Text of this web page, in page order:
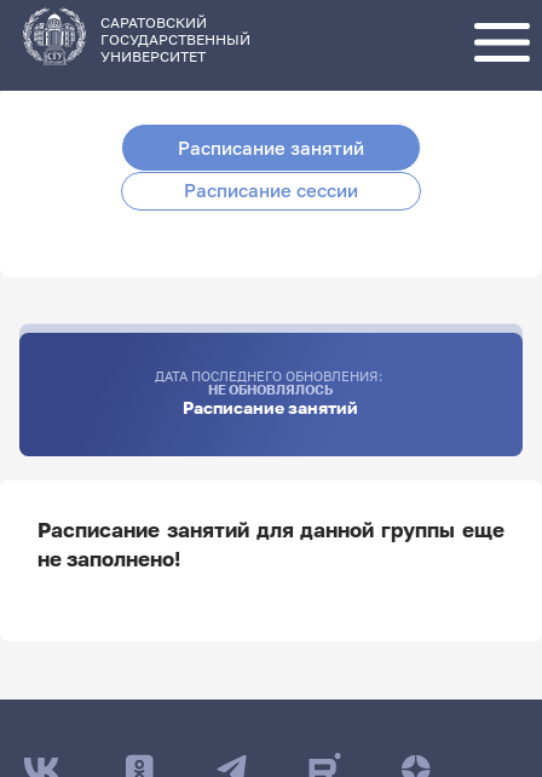
основному
содержанию
САРАТОВСКИЙ
ГОСУДАРСТВЕННЫЙ
УНИВЕРСИТЕТ
Расписание занятий
Расписание сессии
ДАТА ПОСЛЕДНЕГО ОБНОВЛЕНИЯ:
НЕ ОБНОВЛЯЛОСЬ
Расписание занятий
Расписание занятий для данной группы еще
не заполнено!
ДАТА ПОСЛЕДНЕГО ОБНОВЛЕНИЯ: